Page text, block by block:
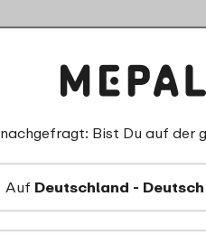
2250/3000
Bist Du auf der
Auf Deutschland - Deutsch